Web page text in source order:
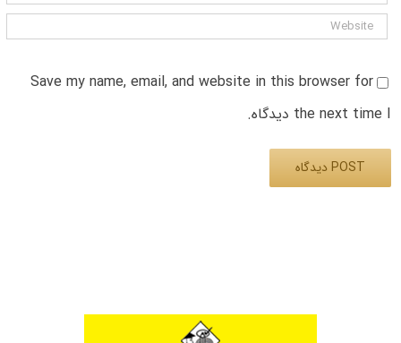
Save my name, email, and website in this browser for
the next time I دیدگاه.